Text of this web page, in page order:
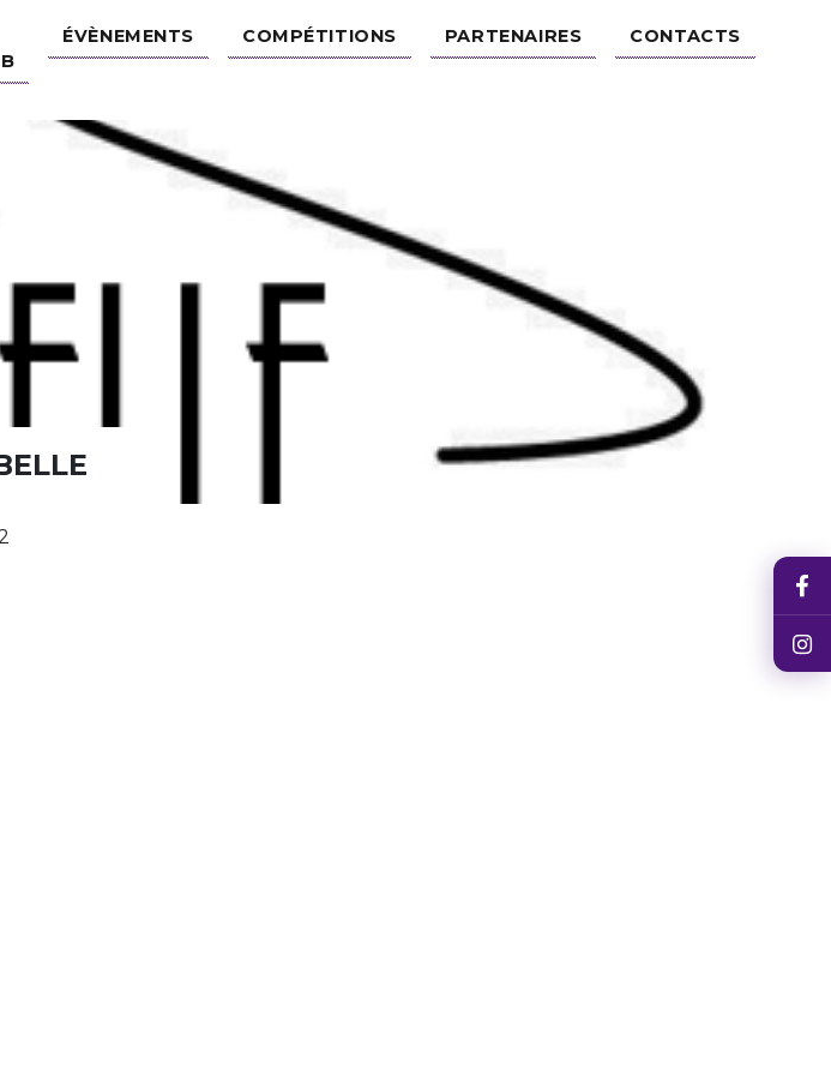
ÉVÈNEMENTS COMPÉTITIONS PARTENAIRES CONTACTS